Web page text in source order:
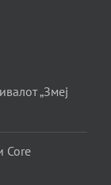
„Змеј
Core